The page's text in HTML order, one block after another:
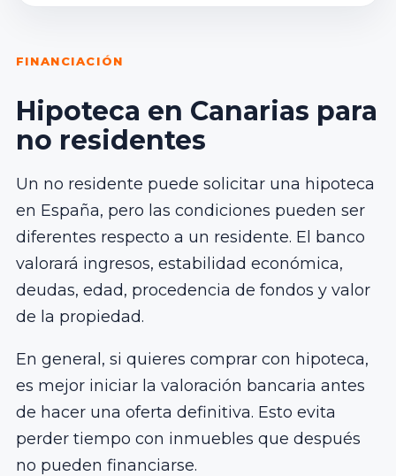
FINANCIACIÓN
Hipoteca en Canarias para
no residentes
Un no residente puede solicitar una hipoteca
en España, pero las condiciones pueden ser
diferentes respecto a un residente. El banco
valorará ingresos, estabilidad económica,
deudas, edad, procedencia de fondos y valor
de la propiedad.
En general, si quieres comprar con hipoteca,
es mejor iniciar la valoración bancaria antes
de hacer una oferta definitiva. Esto evita
perder tiempo con inmuebles que después
no pueden financiarse.